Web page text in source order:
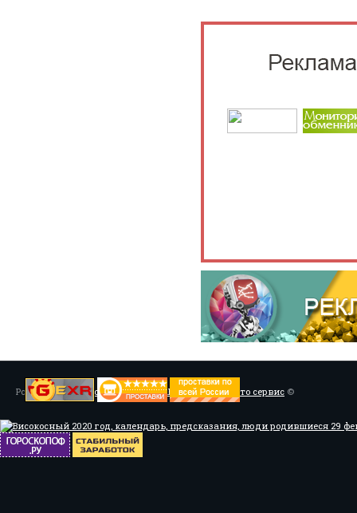
Powered byУстановка системы ABS, Тюнинг/Мото сервис ©